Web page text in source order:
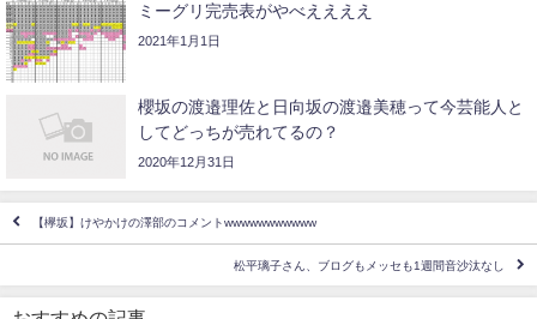
ミーグリ完売表がやべええええ
2021年1月1日
櫻坂の渡邉理佐と日向坂の渡邉美穂って今芸能人と
してどっちが売れてるの？
2020年12月31日
【欅坂】けやかけの澤部のコメントwwwwwwwwwww
松平璃子さん、ブログもメッセも1週間音沙汰なし